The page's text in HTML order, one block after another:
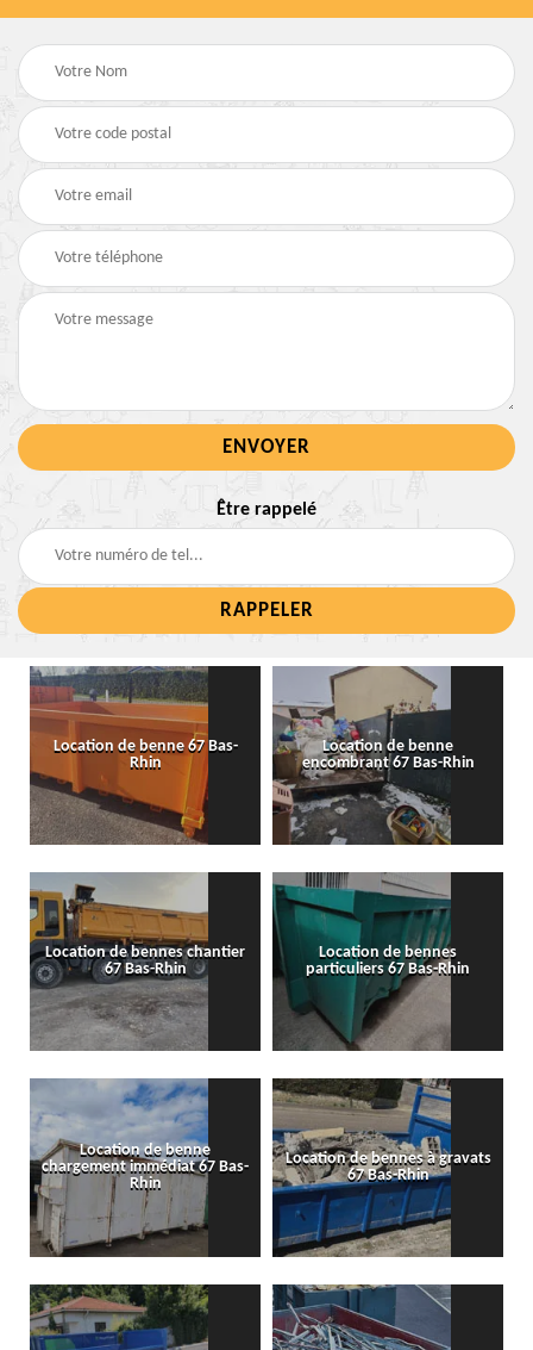
Être rappelé
Location de benne 67 Bas-
Rhin
Location de benne
encombrant 67 Bas-Rhin
Location de bennes chantier
67 Bas-Rhin
Location de bennes
particuliers 67 Bas-Rhin
Location de benne
chargement immédiat 67 Bas-
Rhin
Location de bennes à gravats
67 Bas-Rhin